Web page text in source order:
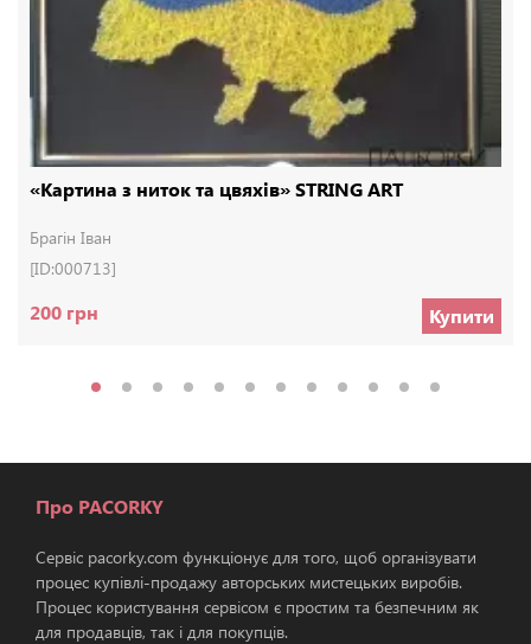
«Картина з ниток та цвяхів» STRING ART
Брагін Іван
[ID:000713]
200 грн Купити
Про PACORKY
Сервіс pacorky.com функціонує для того, щоб організувати
процес купівлі-продажу авторських мистецьких виробів.
Процес користування сервісом є простим та безпечним як
для продавців, так і для покупців.